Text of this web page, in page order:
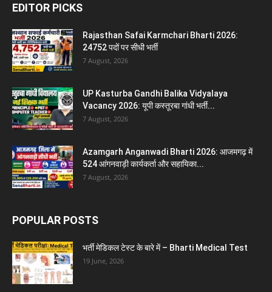
EDITOR PICKS
Rajasthan Safai Karmchari Bharti 2026:
24752 पदों पर सीधी भर्ती
7 August, 2026
UP Kasturba Gandhi Balika Vidyalaya
Vacancy 2026: यूपी कस्तूरबा गांधी भर्ती...
7 August, 2026
Azamgarh Anganwadi Bharti 2026: आजमगढ़ में
524 आंगनवाड़ी कार्यकर्ता और सहायिका...
7 August, 2026
POPULAR POSTS
भर्ती मेडिकल टेस्ट के बारे में – Bharti Medical Test
19 June, 2026